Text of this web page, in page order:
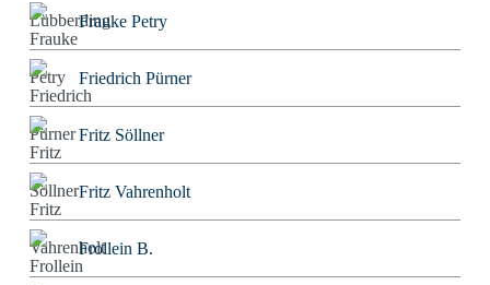
Frauke Petry
Friedrich Pürner
Fritz Söllner
Fritz Vahrenholt
Frollein B.